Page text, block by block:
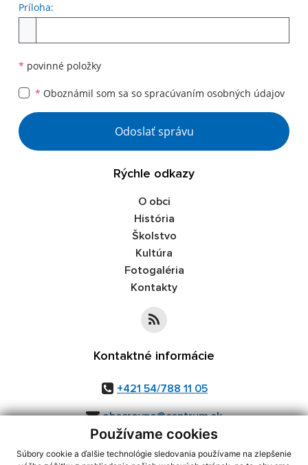
Používame cookies
Súbory cookie a ďalšie technológie sledovania používame na zlepšenie
Príloha:
* povinné položky
* Oboznámil som sa so spracúvaním osobných údajov
Google reCaptcha Response
Odoslať správu
Rýchle odkazy
O obci
História
Školstvo
Kultúra
Fotogaléria
Kontakty
Kontaktné informácie
+421 54/788 11 05
obecrovne@centrum.sk